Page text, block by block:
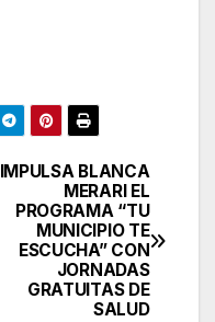
IMPULSA BLANCA
MERARI EL
PROGRAMA “TU
MUNICIPIO TE
ESCUCHA” CON
JORNADAS
GRATUITAS DE
SALUD